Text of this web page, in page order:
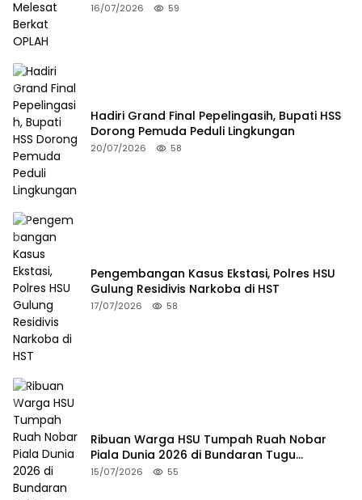
16/07/2026 59
Hadiri Grand Final Pepelingasih, Bupati HSS
Dorong Pemuda Peduli Lingkungan
20/07/2026 58
Pengembangan Kasus Ekstasi, Polres HSU
Gulung Residivis Narkoba di HST
17/07/2026 58
Ribuan Warga HSU Tumpah Ruah Nobar
Piala Dunia 2026 di Bundaran Tugu
Sholawat
15/07/2026 55